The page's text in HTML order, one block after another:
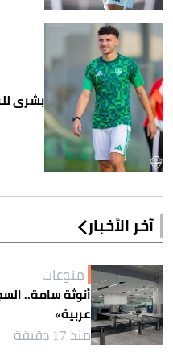
بشرى
آخر الأخبار
منوعات
عربية»
منذ 17 دقيقة